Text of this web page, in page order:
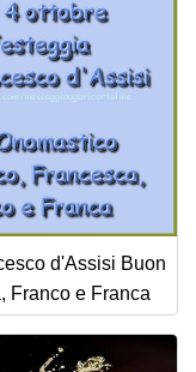
d'Assisi Buon
Franco e Franca